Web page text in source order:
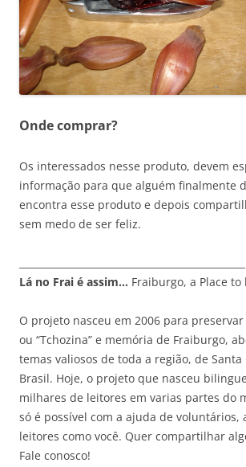
Onde comprar?
Os interessados nesse produto, devem
informação para que alguém finalmente
encontra esse produto e depois
sem medo de ser feliz.
Lá no Frai é assim… Fraiburgo, a Place
O projeto nasceu em 2006 para preservar
ou “Tchozina” e memória de Fraiburgo,
temas valiosos de toda a região, de
Brasil. Hoje, o projeto que nasceu
milhares de leitores em varias partes do
só é possível com a ajuda de voluntários,
leitores como você. Quer compartilhar
Fale conosco!